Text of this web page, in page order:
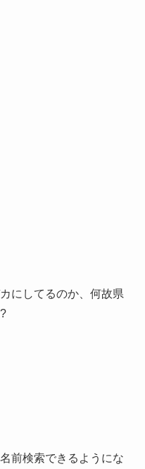
にしてるのか、何故県
前検索できるようにな